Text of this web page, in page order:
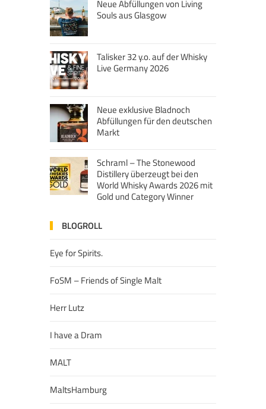
Neue Abfüllungen von Living
Souls aus Glasgow
Talisker 32 y.o. auf der Whisky
Live Germany 2026
Neue exklusive Bladnoch
Abfüllungen für den deutschen
Markt
Schraml – The Stonewood
Distillery überzeugt bei den
World Whisky Awards 2026 mit
Gold und Category Winner
BLOGROLL
Eye for Spirits.
FoSM – Friends of Single Malt
Herr Lutz
I have a Dram
MALT
MaltsHamburg